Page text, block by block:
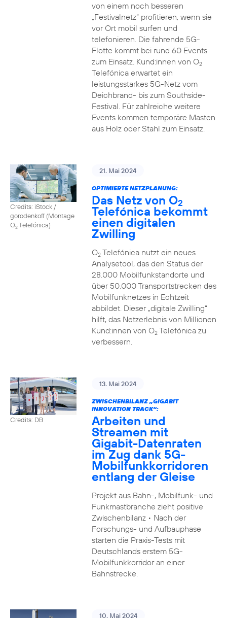
von einem noch besseren
„Festivalnetz“ profitieren, wenn sie
vor Ort mobil surfen und
telefonieren. Die fahrende 5G-
Flotte kommt bei rund 60 Events
zum Einsatz. Kund:innen von O2
Telefónica erwartet ein
leistungsstarkes 5G-Netz vom
Deichbrand- bis zum Southside-
Festival. Für zahlreiche weitere
Events kommen temporäre Masten
aus Holz oder Stahl zum Einsatz.
Credits: iStock /
gorodenkoff (Montage
O2Telefónica)
21. Mai 2024
OPTIMIERTE NETZPLANUNG:
Das Netz von O2
Telefónica bekommt
einen digitalen
Zwilling
O2Telefónica nutzt ein neues
Analysetool, das den Status der
28.000 Mobilfunkstandorte und
über 50.000 Transportstrecken des
Mobilfunknetzes in Echtzeit
abbildet. Dieser „digitale Zwilling“
hilft, das Netzerlebnis von Millionen
Kund:innen von O2Telefónica zu
verbessern.
Credits: DB
13. Mai 2024
ZWISCHENBILANZ „GIGABIT
INNOVATION TRACK“:
Arbeiten und
Streamen mit
Gigabit-Datenraten
im Zug dank 5G-
Mobilfunkkorridoren
entlang der Gleise
Projekt aus Bahn-, Mobilfunk- und
Funkmastbranche zieht positive
Zwischenbilanz • Nach der
Forschungs- und Aufbauphase
starten die Praxis-Tests mit
Deutschlands erstem 5G-
Mobilfunkkorridor an einer
Bahnstrecke.
10. Mai 2024